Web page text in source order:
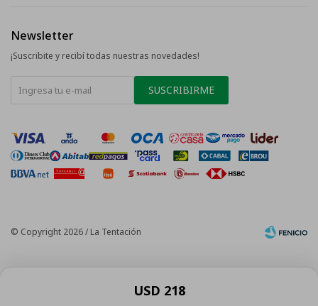
USD 218
Newsletter
¡Suscribite y recibí todas nuestras novedades!
SUSCRIBIRME
© Copyright 2026 / La Tentación